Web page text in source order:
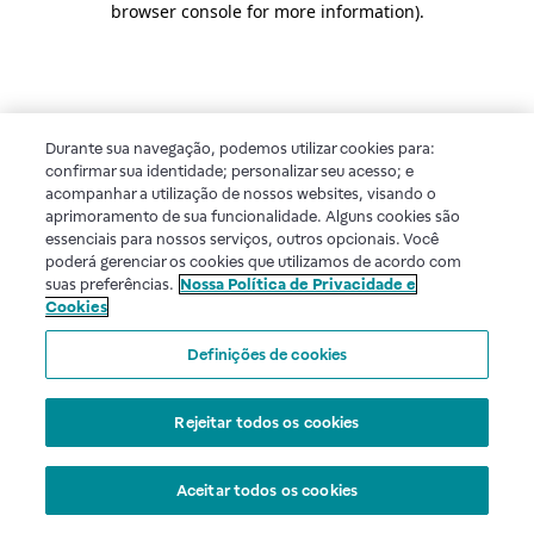
browser console for more information).
Durante sua navegação, podemos utilizar cookies para:
confirmar sua identidade; personalizar seu acesso; e
acompanhar a utilização de nossos websites, visando o
aprimoramento de sua funcionalidade. Alguns cookies são
essenciais para nossos serviços, outros opcionais. Você
poderá gerenciar os cookies que utilizamos de acordo com
suas preferências. Nossa Política de Privacidade e
Cookies
Definições de cookies
Rejeitar todos os cookies
Aceitar todos os cookies